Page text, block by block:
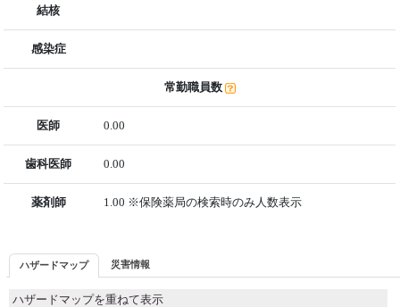
結核
感染症
常勤職員数
医師 0.00
歯科医師 0.00
薬剤師 1.00 ※保険薬局の検索時のみ人数表示
ハザードマップ 災害情報
ハザードマップを重ねて表示